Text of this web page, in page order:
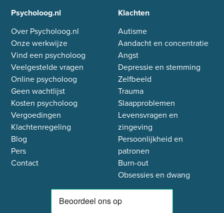
Psycholoog.nl
Over Psycholoog.nl
Onze werkwijze
Vind een psycholoog
Veelgestelde vragen
Online psycholoog
Geen wachtlijst
Kosten psycholoog
Vergoedingen
Klachtenregeling
Blog
Pers
Contact
Klachten
Autisme
Aandacht en concentratie
Angst
Depressie en stemming
Zelfbeeld
Trauma
Slaapproblemen
Levensvragen en
zingeving
Persoonlijkheid en
patronen
Burn-out
Obsessies en dwang